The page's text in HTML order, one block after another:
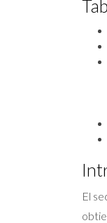
El